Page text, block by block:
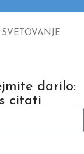
darilo:
citati